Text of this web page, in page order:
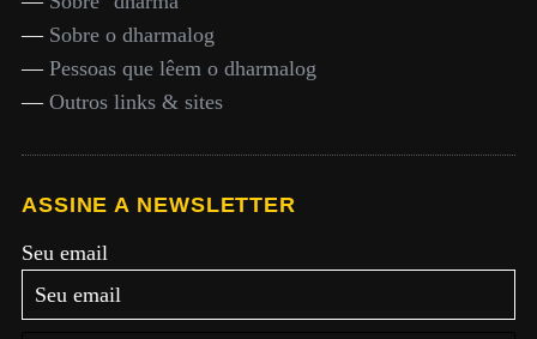
— Sobre o dharmalog
— Pessoas que lêem o dharmalog
— Outros links & sites
ASSINE A NEWSLETTER
Seu email